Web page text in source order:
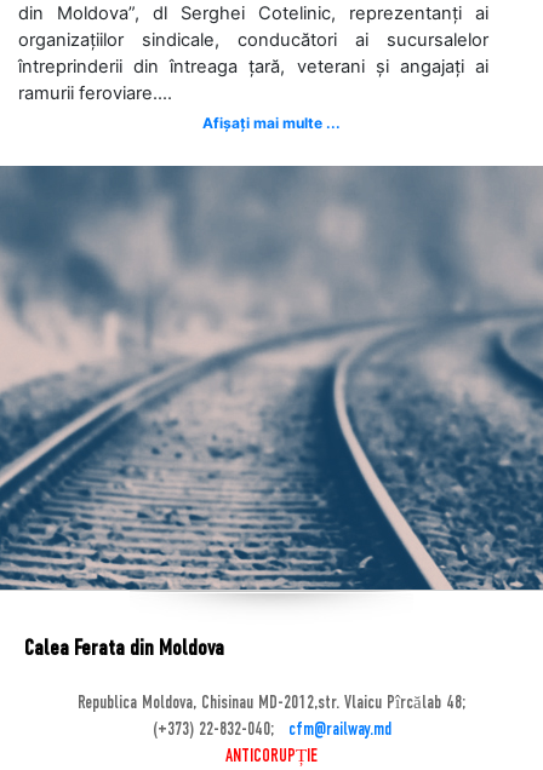
din Moldova”, dl Serghei Cotelinic, reprezentanți ai
organizațiilor sindicale, conducători ai sucursalelor
întreprinderii din întreaga țară, veterani și angajați ai
ramurii feroviare....
Afișați mai multe ...
Calea Ferata din Moldova
Republica Moldova, Chisinau MD-2012,str. Vlaicu Pîrcălab 48;
(+373) 22-832-040;
cfm@railway.md
ANTICORUPȚIE